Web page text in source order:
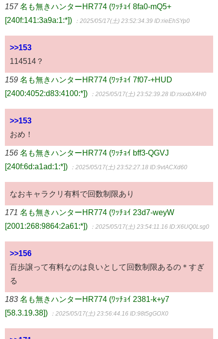
157 名も無きハンターHR774 (ﾜｯﾁｮｲ 8fa0-mQ5+
[240f:141:3a9a:1:*])
：2025/05/17(土) 23:52:34.39 ID:rieEhSYp0
>>153
114514？
159 名も無きハンターHR774 (ﾜｯﾁｮｲ 7f07-+HUD
[2400:4052:d83:4100:*])
：2025/05/17(土) 23:52:39.28 ID:rsxxbX4H0
>>153
おめ！
156 名も無きハンターHR774 (ﾜｯﾁｮｲ bff3-QGVJ
[240f:6d:a1ad:1:*])
：2025/05/17(土) 23:52:27.18 ID:9vtACXd60
なおキャラクリ有料で回数制限あり
171 名も無きハンターHR774 (ﾜｯﾁｮｲ 23d7-weyW
[2001:268:9864:2a61:*])
：2025/05/17(土) 23:54:11.16 ID:X6UQ0Lsg0
>>156
百歩譲って有料なのは良いとして回数制限あるの＊すぎ
る
183 名も無きハンターHR774 (ﾜｯﾁｮｲ 2381-k+y7
[58.3.19.38])
：2025/05/17(土) 23:56:44.16 ID:98t5gGOX0